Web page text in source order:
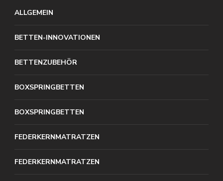
ALLGEMEIN
BETTEN-INNOVATIONEN
BETTENZUBEHÖR
BOXSPRINGBETTEN
BOXSPRINGBETTEN
FEDERKERNMATRATZEN
FEDERKERNMATRATZEN